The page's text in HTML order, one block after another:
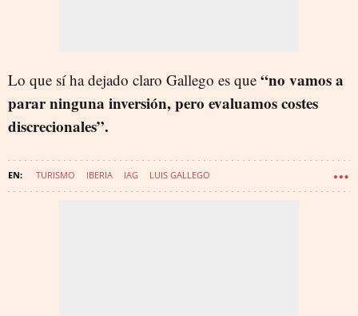
Lo que sí ha dejado claro Gallego es que “no vamos a
parar ninguna inversión, pero evaluamos costes
discrecionales”.
TURISMO IBERIA IAG LUIS GALLEGO